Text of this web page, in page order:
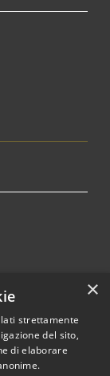
• Comune di
×
strettamente
del sito,
di elaborare